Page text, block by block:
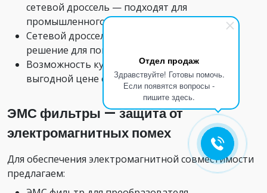
Отдел продаж
Здравствуйте! Готовы помочь.
Если появятся вопросы -
пишите здесь.
сетевой дроссель — подходят для
промышленного оборудования.
Сетевой дроссель instart — современное
решение для повышения надежности.
Возможность купить сетевой дроссель по
выгодной цене с гарантией качества.
ЭМС фильтры — защита от
электромагнитных помех
Для обеспечения электромагнитной совместимости
предлагаем: